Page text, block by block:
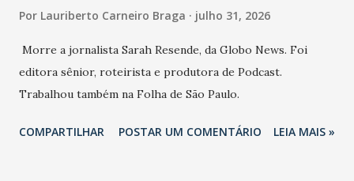
Por Lauriberto Carneiro Braga julho 31, 2026
Morre a jornalista Sarah Resende, da Globo News. Foi
editora sênior, roteirista e produtora de Podcast.
Trabalhou também na Folha de São Paulo.
COMPARTILHAR POSTAR UM COMENTÁRIO LEIA MAIS »